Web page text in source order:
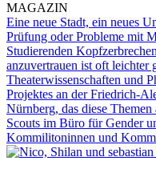
MAGAZIN
Eine neue Stadt, ein neues
Prüfung oder Probleme mit
Studierenden
anzuvertrauen ist oft leichter
Theaterwissenschaften und
Projektes an der Friedrich-
Nürnberg, das diese
Scouts im Büro für Gender
Kommilitoninnen und